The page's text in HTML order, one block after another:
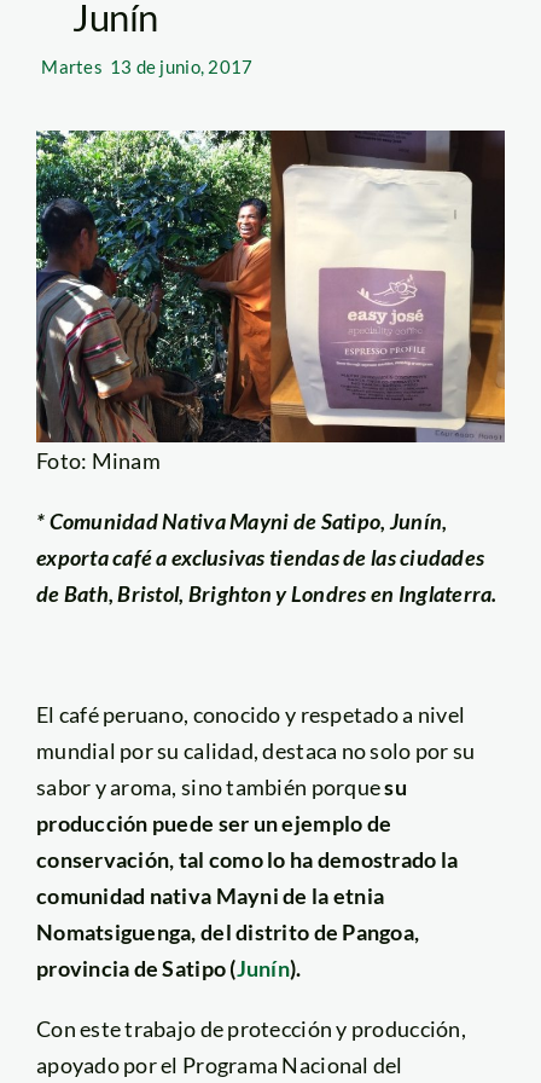
Junín
Martes 13 de junio, 2017
Foto: Minam
* Comunidad Nativa Mayni de Satipo, Junín,
exporta café a exclusivas tiendas de las ciudades
de Bath, Bristol, Brighton y Londres en Inglaterra.
El café peruano, conocido y respetado a nivel
mundial por su calidad, destaca no solo por su
sabor y aroma, sino también porquesu
producción puede ser un ejemplo de
conservación, tal como lo ha demostrado la
comunidad nativa Mayni de la etnia
Nomatsiguenga, del distrito de Pangoa,
provincia de Satipo (Junín).
Con este trabajo de protección y producción,
apoyado por el Programa Nacional del